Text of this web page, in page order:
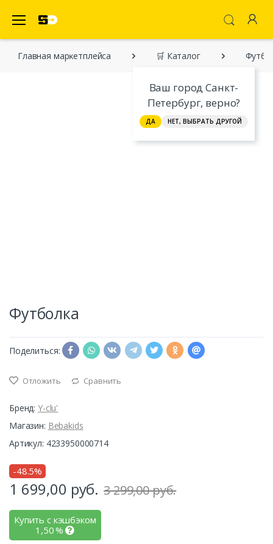
Ваш город Санкт-
Петербург, верно?
ДА НЕТ, ВЫБРАТЬ ДРУГОЙ
Главная марĸетплейса 🛒 Каталог
Футболка
Поделиться:
Отложить Сравнить
Бренд: Y-clu'
Магазин: Bebakids
Артикул: 4233950000714
-48.5%
1 699,00 руб. 3 299,00 руб.
Купить с кэшбэком
1,50%